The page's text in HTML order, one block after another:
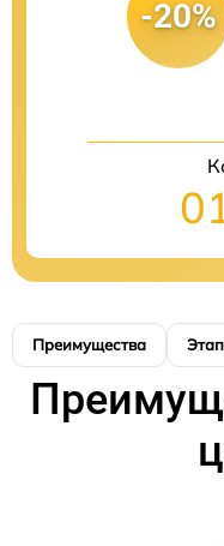
-20%
Преимущества